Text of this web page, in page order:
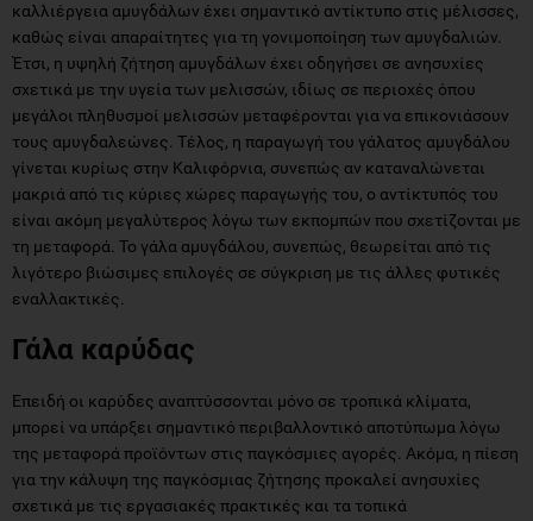
σχετικά με την υγεία των μελισσών, ιδίως σε περιοχές όπου
μεγάλοι πληθυσμοί μελισσών μεταφέρονται για να επικονιάσουν
τους αμυγδαλεώνες. Τέλος, η παραγωγή του γάλατος αμυγδάλου
γίνεται κυρίως στην Kαλιφόρνια, συνεπώς αν καταναλώνεται
μακριά από τις κύριες χώρες παραγωγής του, ο αντίκτυπός του
είναι ακόμη μεγαλύτερος λόγω των εκπομπών που σχετίζονται με
τη μεταφορά. Το γάλα αμυγδάλου, συνεπώς, θεωρείται από τις
λιγότερο βιώσιμες επιλογές σε σύγκριση με τις άλλες φυτικές
εναλλακτικές.
Γάλα καρύδας
μπορεί να υπάρξει σημαντικό περιβαλλοντικό αποτύπωμα λόγω
για την κάλυψη της παγκόσμιας ζήτησης προκαλεί ανησυχίες
σχετικά με τις εργασιακές πρακτικές και τα τοπικά
οικοσυστήματα. Η υπερεκμετάλλευση και οι ανεπαρκείς
γεωργικές πρακτικές μπορεί να οδηγήσουν σε υποβάθμιση του
εδάφους και απώλεια της τοπικής βιοποικιλότητας. Επίλεξε